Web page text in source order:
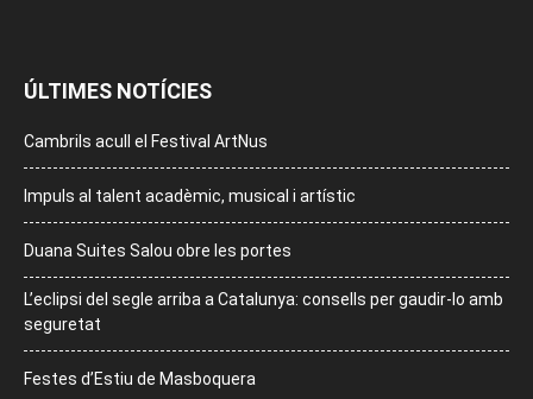
ÚLTIMES NOTÍCIES
Cambrils acull el Festival ArtNus
Impuls al talent acadèmic, musical i artístic
Duana Suites Salou obre les portes
L’eclipsi del segle arriba a Catalunya: consells per gaudir-lo amb
seguretat
Festes d’Estiu de Masboquera